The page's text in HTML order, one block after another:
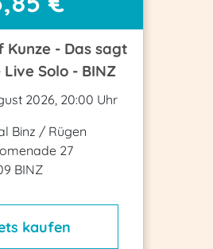
Kunze - Das sagt
Solo - BINZ
2026, 20:00 Uhr
Binz / Rügen
27
BINZ
kaufen